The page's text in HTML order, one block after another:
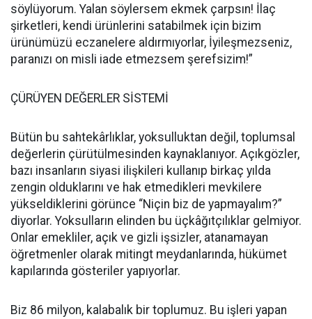
söylüyorum. Yalan söylersem ekmek çarpsın! İlaç
şirketleri, kendi ürünlerini satabilmek için bizim
ürünümüzü eczanelere aldırmıyorlar, İyileşmezseniz,
paranızı on misli iade etmezsem şerefsizim!”
ÇÜRÜYEN DEĞERLER SİSTEMİ
Bütün bu sahtekârlıklar, yoksulluktan değil, toplumsal
değerlerin çürütülmesinden kaynaklanıyor. Açıkgözler,
bazı insanların siyasi ilişkileri kullanıp birkaç yılda
zengin olduklarını ve hak etmedikleri mevkilere
yükseldiklerini görünce “Niçin biz de yapmayalım?”
diyorlar. Yoksulların elinden bu üçkâğıtçılıklar gelmiyor.
Onlar emekliler, açık ve gizli işsizler, atanamayan
öğretmenler olarak mitingt meydanlarında, hükümet
kapılarında gösteriler yapıyorlar.
Biz 86 milyon, kalabalık bir toplumuz. Bu işleri yapan